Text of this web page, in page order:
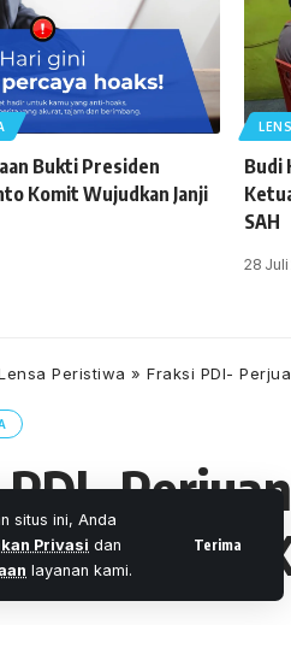
situs ini, Anda
Privasi dan
layanan kami.
Terima
Bukti Presiden
Komit Wujudkan Janji
Budi
SAH
28 Juli
Peristiwa » Fraksi PDI-
mengawal